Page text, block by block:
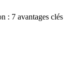
: 7 avantages clés